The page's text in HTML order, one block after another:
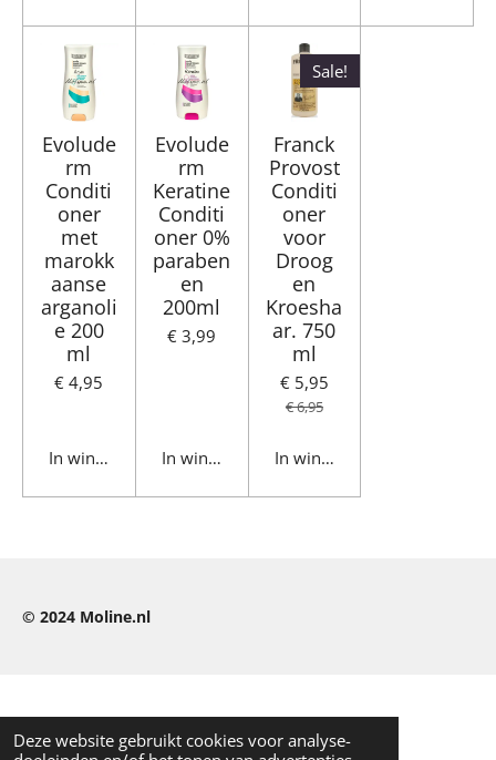
Deze website gebruikt cookies voor analyse-
Evolude
rm
Conditi
oner
met
marokk
aanse
arganoli
e 200
ml
€ 4,95
In winkelwagen
Evolude
rm
Keratine
Conditi
oner 0%
paraben
en
200ml
€ 3,99
In winkelwagen
Sale!
Franck
Provost
Conditi
oner
voor
Droog
en
Kroesha
ar. 750
ml
€ 5,95
€ 6,95
In winkelwagen
© 2024 Moline.nl